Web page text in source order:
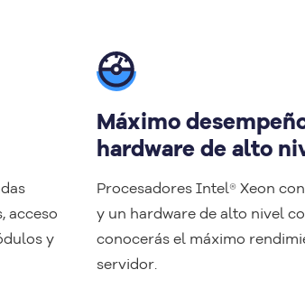
acceso
y
Máximo
hardware de alto
Procesadores Intel® Xeon
y un hardware de alto nivel
conocerás el máximo
servidor.